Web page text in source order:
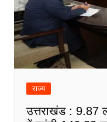
राज्य
उत्तराखंड : 9.87